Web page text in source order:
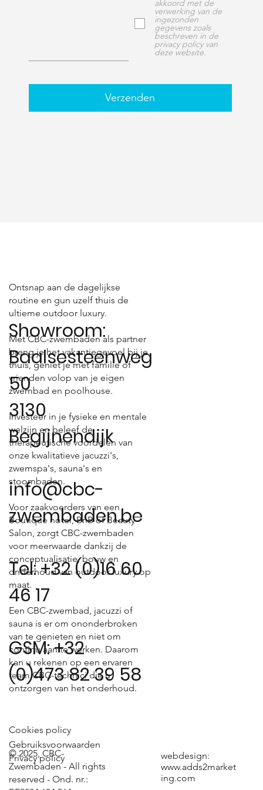
Verzenden
akkoord met de
verwerking van de
ingezonden
gegevens zoals
beschreven in de
privacy policy van
deze website.
© 2025, CBC-
Zwembaden - All rights
reserved - Ond. nr.:
Ontsnap aan de dagelijkse
routine en gun uzelf thuis de
ultieme outdoor luxury.
Met CBC-zwembaden als partner
breng je het vakantiegevoel bij je
thuis, geniet je met familie of
vrienden volop van je eigen
zwembad en poolhouse.
Investeer in je fysieke en mentale
welzijn en beleef de
therapeutische voordelen van
onze kwalitatieve jacuzzi's,
zwemspa's, sauna's en
stoombaden.
Voor zaakvoerders van een
Boutique hotel, BnB of Beauty
Salon, zorgt CBC-zwembaden
voor meerwaarde dankzij de
conceptualisatie, bouw en
onderhoud van outdoor luxury op
maat.
Een CBC-zwembad, jacuzzi of
sauna is er om ononderbroken
van te genieten en niet om
continu aan te werken. Daarom
kan u rekenen op een ervaren
team CBC-technici die u
ontzorgen van het onderhoud.
Privacy policy
Gebruiksvoorwaarden
Cookies policy
webdesign:
www.adds2market
ing.com
Showroom:
Baalsesteenweg
50
3130
Begijnendijk
info@cbc-
zwembaden.be
Tel: +32 (0)16 60
46 17
GSM: +32
(0)473 82 39 58